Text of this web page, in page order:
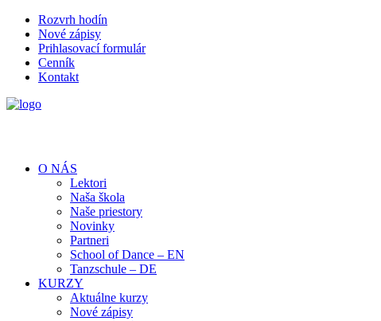
Rozvrh hodín
Nové zápisy
Prihlasovací formulár
Cenník
Kontakt
O NÁS
Lektori
Naša škola
Naše priestory
Novinky
Partneri
School of Dance – EN
Tanzschule – DE
KURZY
Aktuálne kurzy
Nové zápisy